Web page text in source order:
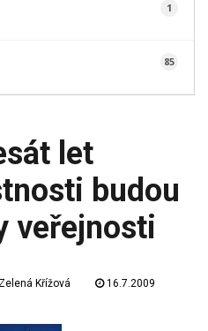
1
85
let
budou
veřejnosti
Křížová 16.7.2009